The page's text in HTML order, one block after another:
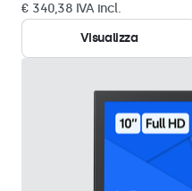
€ 340,38 IVA incl.
Visualizza